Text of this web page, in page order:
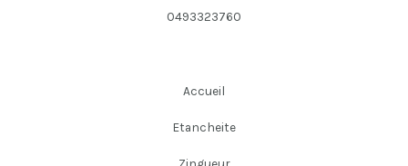
0493323760
Accueil
Etancheite
Zingueur